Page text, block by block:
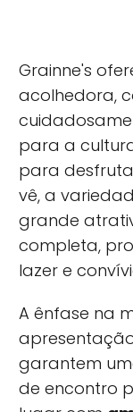
Grainne's
acolhedora,
para a
para
vê, a
grande
completa,
lazer e
A ênfase na
garantem
de encontro